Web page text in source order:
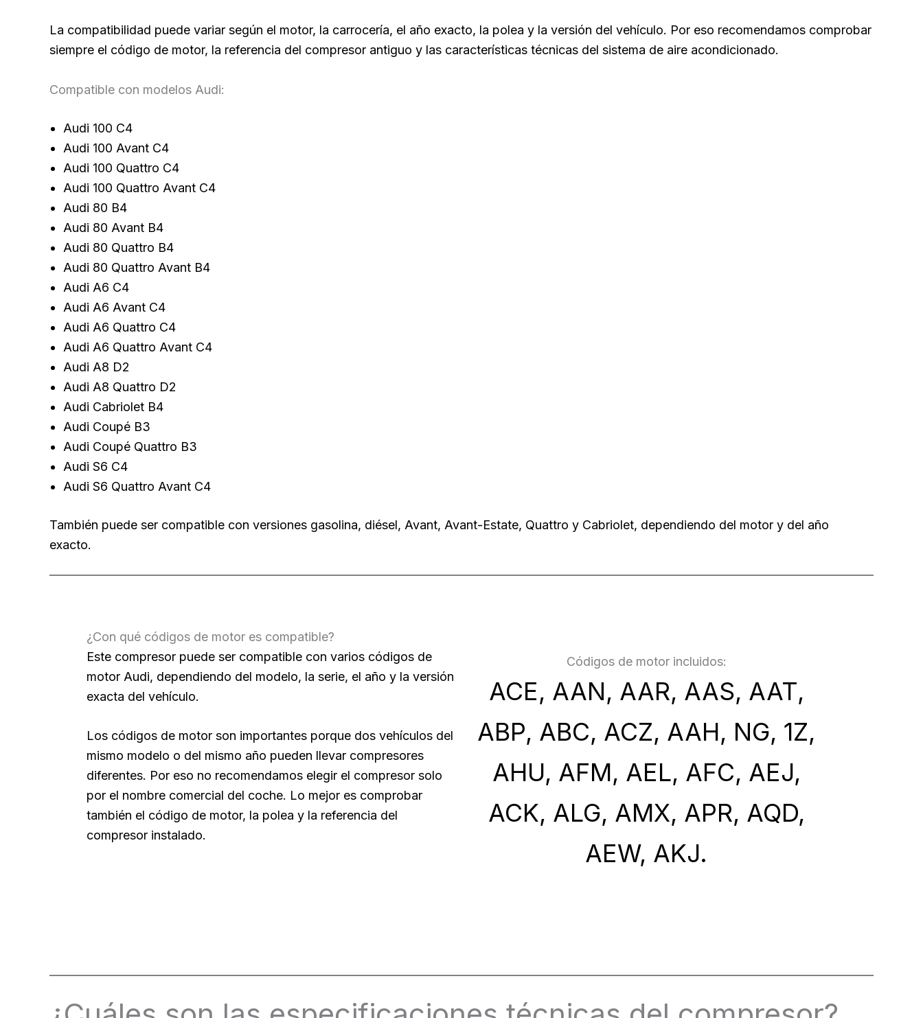
La compatibilidad puede variar según el motor, la carrocería, el año exacto, la polea y la versión del vehículo. Por eso recomendamos comprobar
siempre el código de motor, la referencia del compresor antiguo y las características técnicas del sistema de aire acondicionado.
Compatible con modelos Audi:
Audi 100 C4
Audi 100 Avant C4
Audi 100 Quattro C4
Audi 100 Quattro Avant C4
Audi 80 B4
Audi 80 Avant B4
Audi 80 Quattro B4
Audi 80 Quattro Avant B4
Audi A6 C4
Audi A6 Avant C4
Audi A6 Quattro C4
Audi A6 Quattro Avant C4
Audi A8 D2
Audi A8 Quattro D2
Audi Cabriolet B4
Audi Coupé B3
Audi Coupé Quattro B3
Audi S6 C4
Audi S6 Quattro Avant C4
También puede ser compatible con versiones gasolina, diésel, Avant, Avant-Estate, Quattro y Cabriolet, dependiendo del motor y del año
exacto.
¿Con qué códigos de motor es compatible?
Este compresor puede ser compatible con varios códigos de
motor Audi, dependiendo del modelo, la serie, el año y la versión
exacta del vehículo.
Los códigos de motor son importantes porque dos vehículos del
mismo modelo o del mismo año pueden llevar compresores
diferentes. Por eso no recomendamos elegir el compresor solo
por el nombre comercial del coche. Lo mejor es comprobar
también el código de motor, la polea y la referencia del
compresor instalado.
Códigos de motor incluidos:
ACE, AAN, AAR, AAS, AAT,
ABP, ABC, ACZ, AAH, NG, 1Z,
AHU, AFM, AEL, AFC, AEJ,
ACK, ALG, AMX, APR, AQD,
AEW, AKJ.